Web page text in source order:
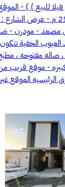
للبيع ) ) -
- مودرن -
الخفية
- موقع قريب
الموقع